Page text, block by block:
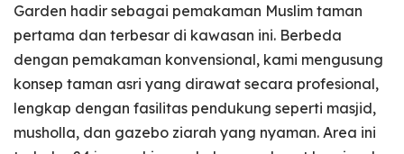
Garden hadir sebagai pemakaman Muslim taman
pertama dan terbesar di kawasan ini. Berbeda
dengan pemakaman konvensional, kami mengusung
konsep taman asri yang dirawat secara profesional,
lengkap dengan fasilitas pendukung seperti masjid,
musholla, dan gazebo ziarah yang nyaman. Area ini